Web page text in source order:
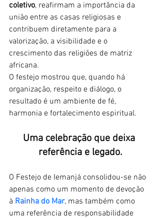
coletivo, reafirmam a importância da
união entre as casas religiosas e
contribuem diretamente para a
valorização, a visibilidade e o
crescimento das religiões de matriz
africana.
O festejo mostrou que, quando há
organização, respeito e diálogo, o
resultado é um ambiente de fé,
harmonia e fortalecimento espiritual.
Uma celebração que deixa
referência e legado.
O Festejo de Iemanjá consolidou-se não
apenas como um momento de devoção
à Rainha do Mar, mas também como
uma referência de responsabilidade